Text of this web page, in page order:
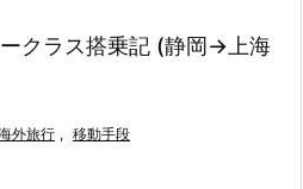
クラス搭乗記 (静岡→上海
外旅行 , 移動手段